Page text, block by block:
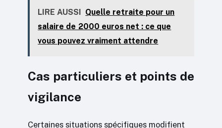
LIRE AUSSI
Quelle retraite pour un
salaire de 2000 euros net : ce que
vous pouvez vraiment attendre
Cas particuliers et points de
vigilance
Certaines situations spécifiques modifient